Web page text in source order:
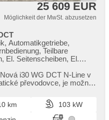
25 609 EUR
Möglichkeit der MwSt. abzusetzen
Automatikgetriebe,
Teilbare
El. Seitenscheiben, El.
Bordcomputer,
Lichtsensor,
(ESP), Adaptive
beheizte Sitze, beheizte
i30 WG DCT N​-Line v
převodovce,​ je možné
km
103 kW